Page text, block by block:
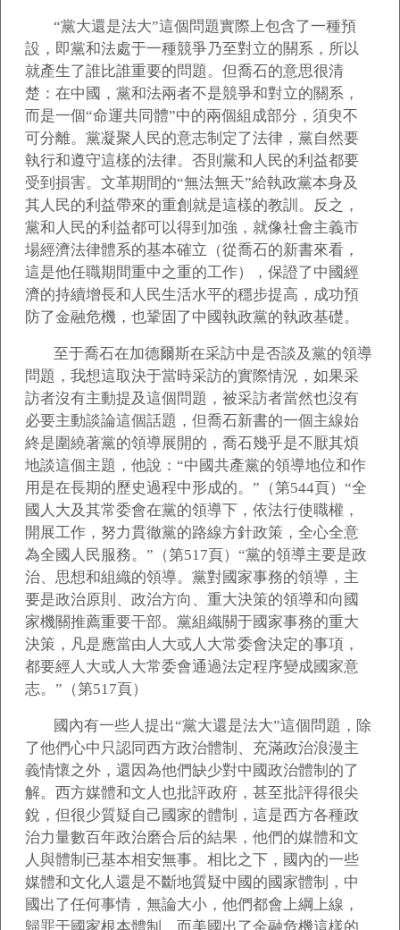
“黨大還是法大”這個問題實際上包含了一種預
設，即黨和法處于一種競爭乃至對立的關系，所以
就產生了誰比誰重要的問題。但喬石的意思很清
楚：在中國，黨和法兩者不是競爭和對立的關系，
而是一個“命運共同體”中的兩個組成部分，須臾不
可分離。黨凝聚人民的意志制定了法律，黨自然要
執行和遵守這樣的法律。否則黨和人民的利益都要
受到損害。文革期間的“無法無天”給執政黨本身及
其人民的利益帶來的重創就是這樣的教訓。反之，
黨和人民的利益都可以得到加強，就像社會主義市
場經濟法律體系的基本確立（從喬石的新書來看，
這是他任職期間重中之重的工作），保證了中國經
濟的持續增長和人民生活水平的穩步提高，成功預
防了金融危機，也鞏固了中國執政黨的執政基礎。
至于喬石在加德爾斯在采訪中是否談及黨的領導
問題，我想這取決于當時采訪的實際情況，如果采
訪者沒有主動提及這個問題，被采訪者當然也沒有
必要主動談論這個話題，但喬石新書的一個主線始
終是圍繞著黨的領導展開的，喬石幾乎是不厭其煩
地談這個主題，他說：“中國共產黨的領導地位和作
用是在長期的歷史過程中形成的。”（第544頁）“全
國人大及其常委會在黨的領導下，依法行使職權，
開展工作，努力貫徹黨的路線方針政策，全心全意
為全國人民服務。”（第517頁）“黨的領導主要是政
治、思想和組織的領導。黨對國家事務的領導，主
要是政治原則、政治方向、重大決策的領導和向國
家機關推薦重要干部。黨組織關于國家事務的重大
決策，凡是應當由人大或人大常委會決定的事項，
都要經人大或人大常委會通過法定程序變成國家意
志。”（第517頁）
國內有一些人提出“黨大還是法大”這個問題，除
了他們心中只認同西方政治體制、充滿政治浪漫主
義情懷之外，還因為他們缺少對中國政治體制的了
解。西方媒體和文人也批評政府，甚至批評得很尖
銳，但很少質疑自己國家的體制，這是西方各種政
治力量數百年政治磨合后的結果，他們的媒體和文
人與體制已基本相安無事。相比之下，國內的一些
媒體和文化人還是不斷地質疑中國的國家體制，中
國出了任何事情，無論大小，他們都會上綱上線，